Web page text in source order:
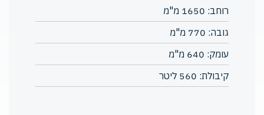
רוחב: 1650 מ"מ
גובה: 770 מ"מ
עומק: 640 מ"מ
קיבולת: 560 ליטר